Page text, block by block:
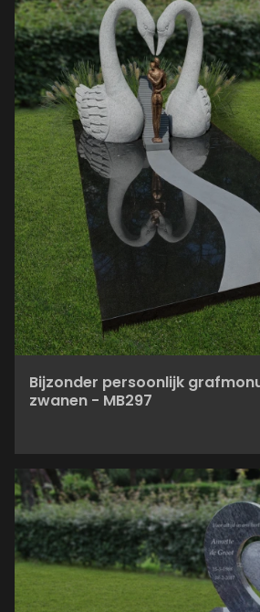
Bijzonder persoonlijk
zwanen - MB297